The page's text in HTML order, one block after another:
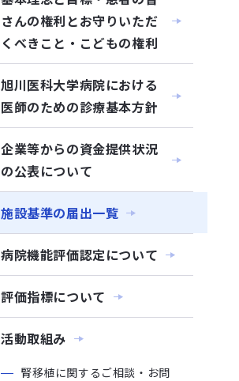
さんの権利とお守りいただ
くべきこと・こどもの権利
旭川医科大学病院における
医師のための診療基本方針
企業等からの資金提供状況
の公表について
施設基準の届出一覧
病院機能評価認定について
評価指標について
活動取組み
腎移植に関するご相談・お問